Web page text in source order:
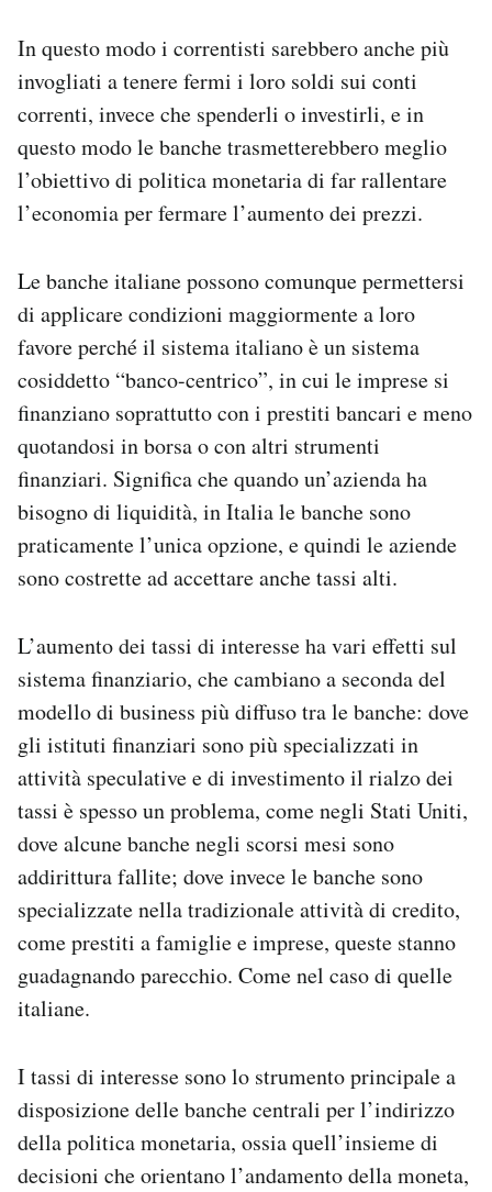
In questo modo i correntisti sarebbero anche più
invogliati a tenere fermi i loro soldi sui conti
correnti, invece che spenderli o investirli, e in
questo modo le banche trasmetterebbero meglio
l’obiettivo di politica monetaria di far rallentare
l’economia per fermare l’aumento dei prezzi.
Le banche italiane possono comunque permettersi
di applicare condizioni maggiormente a loro
favore perché il sistema italiano è un sistema
cosiddetto “banco-centrico”, in cui le imprese si
finanziano soprattutto con i prestiti bancari e meno
quotandosi in borsa o con altri strumenti
finanziari. Significa che quando un’azienda ha
bisogno di liquidità, in Italia le banche sono
praticamente l’unica opzione, e quindi le aziende
sono costrette ad accettare anche tassi alti.
L’aumento dei tassi di interesse ha vari effetti sul
sistema finanziario, che cambiano a seconda del
modello di business più diffuso tra le banche: dove
gli istituti finanziari sono più specializzati in
attività speculative e di investimento il rialzo dei
tassi è spesso un problema, come negli Stati Uniti,
dove alcune banche negli scorsi mesi sono
addirittura fallite; dove invece le banche sono
specializzate nella tradizionale attività di credito,
come prestiti a famiglie e imprese, queste stanno
guadagnando parecchio. Come nel caso di quelle
italiane.
I tassi di interesse sono lo strumento principale a
disposizione delle banche centrali per l’indirizzo
della politica monetaria, ossia quell’insieme di
decisioni che orientano l’andamento della moneta,